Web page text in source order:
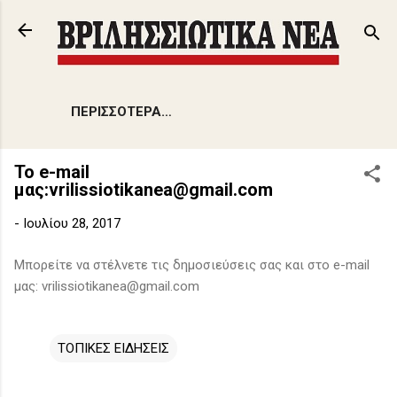
Μετάβαση στο κύριο περιεχόμενο
ΠΕΡΙΣΣΌΤΕΡΑ…
To e-mail
μας:vrilissiotikanea@gmail.com
- Ιουλίου 28, 2017
Μπορείτε να στέλνετε τις δημοσιεύσεις σας και στο e-mail
μας: vrilissiotikanea@gmail.com
ΤΟΠΙΚΕΣ ΕΙΔΗΣΕΙΣ